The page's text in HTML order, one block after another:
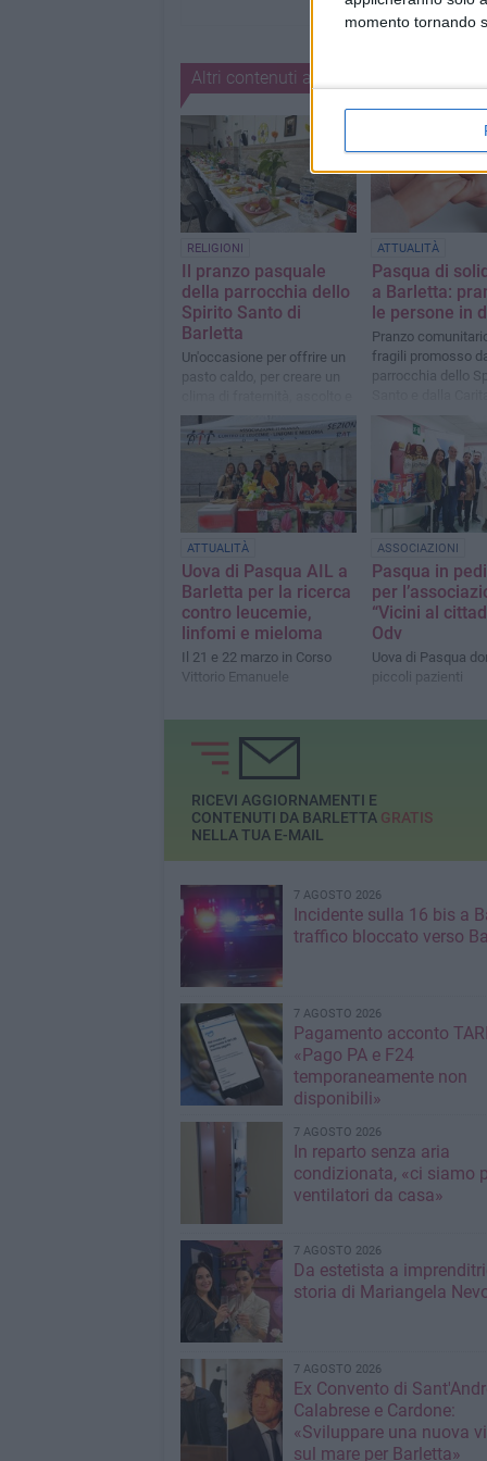
momento tornando
Altri contenuti a tema
RELIGIONI
Il pranzo pasquale
della parrocchia dello
Spirito Santo di
Barletta
Un'occasione per offrire un
pasto caldo, per creare un
dignità
ATTUALITÀ
Pasqua di
a Barletta:
le persone in
Pranzo
fragili promosso
parrocchia dello
parrocchiale
ATTUALITÀ
Uova di Pasqua AIL a
Barletta per la ricerca
contro leucemie,
linfomi e mieloma
Il 21 e 22 marzo in Corso
Vittorio Emanuele
ASSOCIAZIONI
Pasqua in
per
“Vicini al
Odv
Uova di Pasqua
piccoli pazienti
RICEVI AGGIORNAMENTI E
CONTENUTI DA BARLETTA GRATIS
NELLA TUA E-MAIL
7 AGOSTO 2026
Incidente sulla 16 bis a
traffico bloccato verso
7 AGOSTO 2026
Pagamento acconto
«Pago PA e F24
temporaneamente non
disponibili»
7 AGOSTO 2026
In reparto senza aria
condizionata, «ci siamo
ventilatori da casa»
7 AGOSTO 2026
Da estetista a
storia di Mariangela
7 AGOSTO 2026
Ex Convento di
Calabrese e Cardone:
«Sviluppare una nuova
sul mare per Barletta»